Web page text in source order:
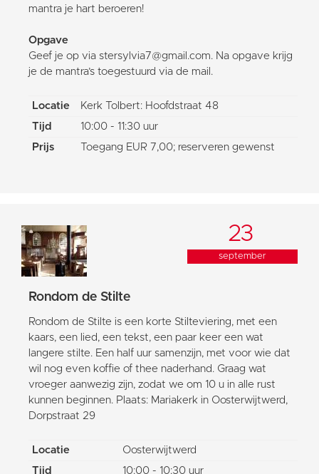
mantra je hart beroeren!
Opgave
Geef je op via stersylvia7@gmail.com. Na opgave krijg
je de mantra’s toegestuurd via de mail.
Locatie
Kerk Tolbert: Hoofdstraat 48
Tijd
10:00 - 11:30 uur
Prijs
Toegang EUR 7,00; reserveren gewenst
23
september
Rondom de Stilte
Rondom de Stilte is een korte Stilteviering, met een
kaars, een lied, een tekst, een paar keer een wat
langere stilte. Een half uur samenzijn, met voor wie dat
wil nog even koffie of thee naderhand. Graag wat
vroeger aanwezig zijn, zodat we om 10 u in alle rust
kunnen beginnen. Plaats: Mariakerk in Oosterwijtwerd,
Dorpstraat 29
Locatie
Oosterwijtwerd
Tijd
10:00 - 10:30 uur